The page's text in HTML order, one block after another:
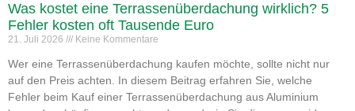
Was kostet eine Terrassenüberdachung wirklich? 5
Fehler kosten oft Tausende Euro
21. Juli 2026 Keine Kommentare
Wer eine Terrassenüberdachung kaufen möchte, sollte nicht nur
auf den Preis achten. In diesem Beitrag erfahren Sie, welche
Fehler beim Kauf einer Terrassenüberdachung aus Aluminium